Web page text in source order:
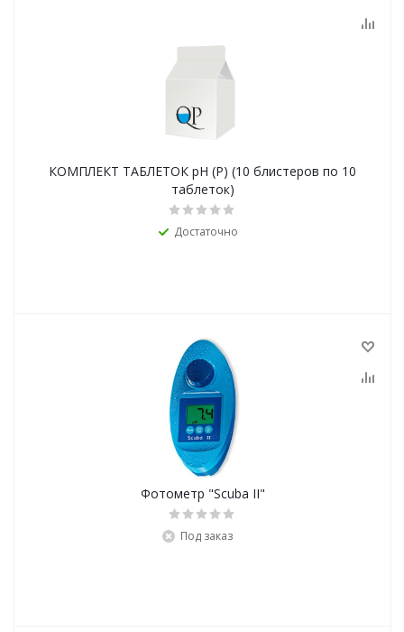
КОМПЛЕКТ ТАБЛЕТОК pH (Р) (10 блистеров по 10
таблеток)
Достаточно
Фотометр "Scuba II"
Под заказ